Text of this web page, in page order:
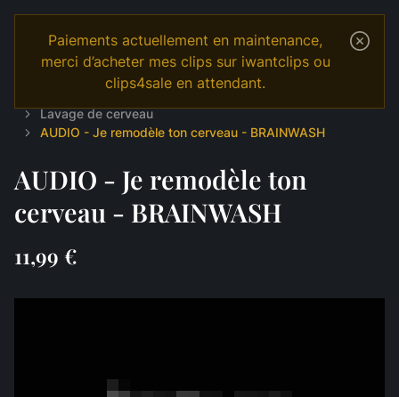
Paiements actuellement en maintenance,
merci d’acheter mes clips sur iwantclips ou
clips4sale en attendant.
Lavage de cerveau
AUDIO - Je remodèle ton cerveau - BRAINWASH
AUDIO - Je remodèle ton
cerveau - BRAINWASH
11,99 €